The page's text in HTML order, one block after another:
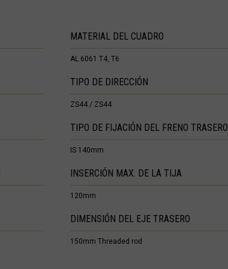
Gabón, République gabonaise
Georgia, Sak'art'velo საქართველო
MATERIAL DEL CUADRO
AL 6061 T4, T6
TIPO DE DIRECCIÓN
ZS44 / ZS44
TIPO DE FIJACIÓN DEL FRENO TRASERO
IS 140mm
INSERCIÓN MAX. DE LA TIJA
120mm
DIMENSIÓN DEL EJE TRASERO
150mm Threaded rod